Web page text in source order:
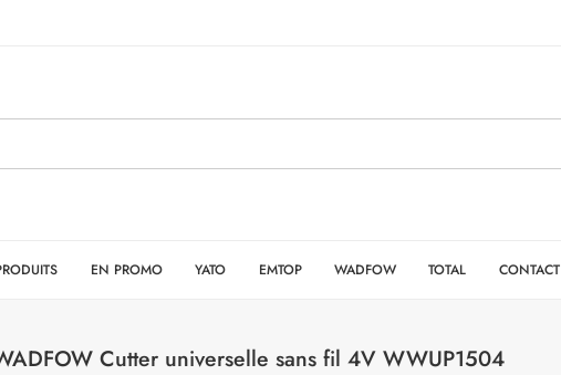
EN PROMO YATO EMTOP WADFOW TOTAL CONTACT
Cutter universelle sans fil 4V WWUP1504